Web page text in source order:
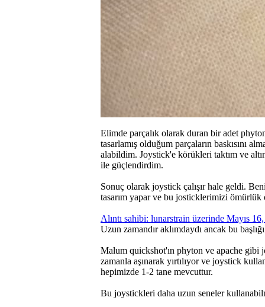
Elimde parçalık olarak duran bir adet
tasarlamış olduğum parçaların baskısını
alabildim. Joystick'e körükleri taktım ve
ile güçlendirdim.
Sonuç olarak joystick çalışır hale geldi.
tasarım yapar ve bu josticklerimizi
Alıntı sahibi: lunarstrain üzerinde Mayıs
Uzun zamandır aklımdaydı ancak bu
Malum quickshot'ın phyton ve apache gibi
zamanla aşınarak yırtılıyor ve joystick
hepimizde 1-2 tane mevcuttur.
Bu joystickleri daha uzun seneler